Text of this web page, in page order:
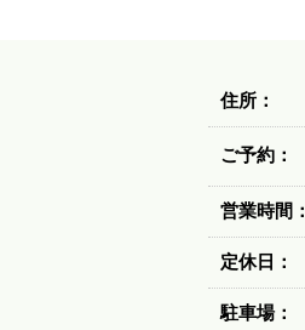
住所：
ご予約：
営業時間：
定休日：
駐車場：